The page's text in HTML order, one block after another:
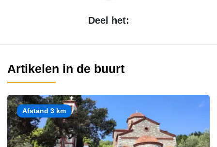
Deel het:
Artikelen in de buurt
Afstand 3 km